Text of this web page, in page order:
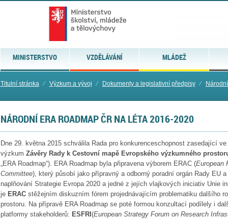
MINISTERSTVO VZDĚLÁVÁNÍ MLÁDEŽ
Titulní stránka ⁄ Výzkum a vývoj ⁄ Dokumenty a legislativní předpisy ⁄
NÁRODNÍ ERA ROADMAP ČR NA LÉTA 2016-2020
Dne 29. května 2015 schválila Rada pro konkurenceschopnost zasedající
výzkum Závěry Rady k Cestovní mapě Evropského výzkumného
„ERA Roadmap“). ERA Roadmap byla připravena výborem ERAC (European
Committee), který působí jako přípravný a odborný poradní orgán Rady EU
naplňování Strategie Evropa 2020 a jedné z jejích vlajkových iniciativ Unie
je ERACstěžejním diskuzním fórem projednávajícím problematiku dalšího
prostoru. Na přípravě ERA Roadmap se poté formou konzultací podílely i
platformy stakeholderů: ESFRI (European Strategy Forum on Research